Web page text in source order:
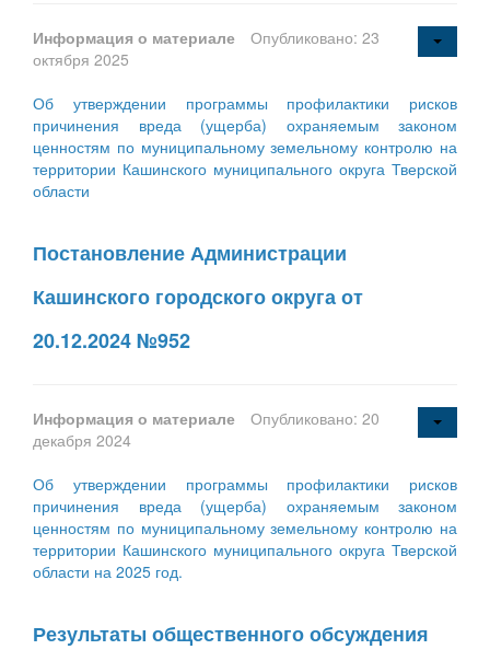
Информация о материале
Опубликовано: 23
октября 2025
Об утверждении программы профилактики рисков
причинения вреда (ущерба) охраняемым законом
ценностям по муниципальному земельному контролю на
территории Кашинского муниципального округа Тверской
области
Постановление Администрации
Кашинского городского округа от
20.12.2024 №952
Информация о материале
Опубликовано: 20
декабря 2024
Об утверждении программы профилактики рисков
причинения вреда (ущерба) охраняемым законом
ценностям по муниципальному земельному контролю на
территории Кашинского муниципального округа Тверской
области на 2025 год.
Результаты общественного обсуждения